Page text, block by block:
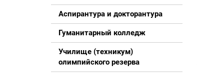
Аспирантура и докторантура
Гуманитарный колледж
Училище (техникум)
олимпийского резерва